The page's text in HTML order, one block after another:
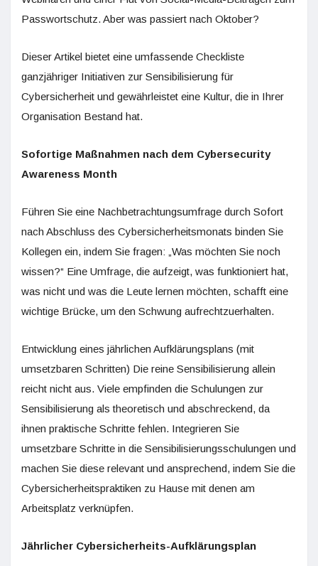
Passwortschutz. Aber was passiert nach Oktober?
Dieser Artikel bietet eine umfassende Checkliste
ganzjähriger Initiativen zur Sensibilisierung für
Cybersicherheit und gewährleistet eine Kultur, die in Ihrer
Organisation Bestand hat.
Sofortige Maßnahmen nach dem Cybersecurity
Awareness Month
Führen Sie eine Nachbetrachtungsumfrage durch Sofort
nach Abschluss des Cybersicherheitsmonats binden Sie
Kollegen ein, indem Sie fragen: „Was möchten Sie noch
wissen?“ Eine Umfrage, die aufzeigt, was funktioniert hat,
was nicht und was die Leute lernen möchten, schafft eine
wichtige Brücke, um den Schwung aufrechtzuerhalten.
Entwicklung eines jährlichen Aufklärungsplans (mit
umsetzbaren Schritten) Die reine Sensibilisierung allein
reicht nicht aus. Viele empfinden die Schulungen zur
Sensibilisierung als theoretisch und abschreckend, da
ihnen praktische Schritte fehlen. Integrieren Sie
umsetzbare Schritte in die Sensibilisierungsschulungen und
machen Sie diese relevant und ansprechend, indem Sie die
Cybersicherheitspraktiken zu Hause mit denen am
Arbeitsplatz verknüpfen.
Jährlicher Cybersicherheits-Aufklärungsplan